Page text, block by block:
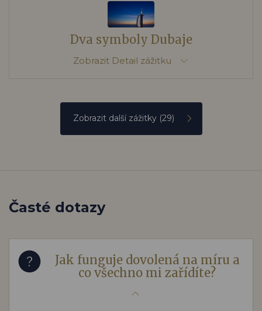
Dva symboly Dubaje
Zobrazit Detail zážitku
Zobrazit další zážitky (29)
Časté dotazy
Jak funguje dovolená na míru a
co všechno mi zařídíte?